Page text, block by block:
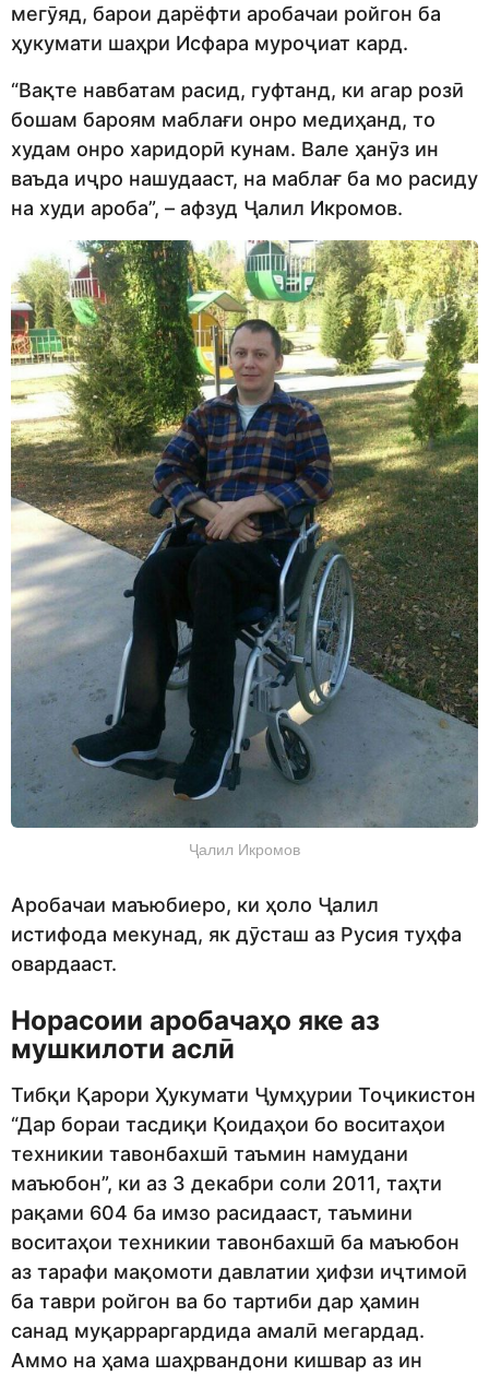
мегӯяд, барои дарёфти аробачаи ройгон ба
ҳукумати шаҳри Исфара муроҷиат кард.
“Вақте навбатам расид, гуфтанд, ки агар розӣ
бошам бароям маблағи онро медиҳанд, то
худам онро харидорӣ кунам. Вале ҳанӯз ин
ваъда иҷро нашудааст, на маблағ ба мо расиду
на худи ароба”, – афзуд Ҷалил Икромов.
Ҷалил Икромов
Аробачаи маъюбиеро, ки ҳоло Ҷалил
истифода мекунад, як дӯсташ аз Русия туҳфа
овардааст.
Норасоии аробачаҳо яке аз
мушкилоти аслӣ
Тибқи Қарори Ҳукумати Ҷумҳурии Тоҷикистон
“Дар бораи тасдиқи Қоидаҳои бо воситаҳои
техникии тавонбахшӣ таъмин намудани
маъюбон”, ки аз 3 декабри соли 2011, таҳти
рақами 604 ба имзо расидааст, таъмини
воситаҳои техникии тавонбахшӣ ба маъюбон
аз тарафи мақомоти давлатии ҳифзи иҷтимоӣ
ба таври ройгон ва бо тартиби дар ҳамин
санад муқарраргардида амалӣ мегардад.
Аммо на ҳама шаҳрвандони кишвар аз ин